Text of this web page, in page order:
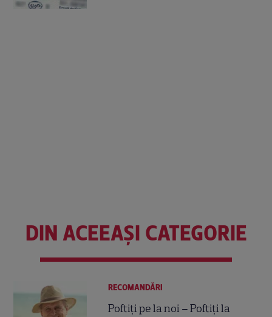
DIN ACEEAȘI CATEGORIE
RECOMANDĂRI
Poftiți pe la noi – Poftiți la